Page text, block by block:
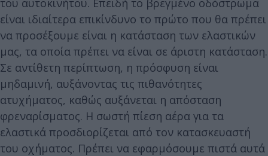
είναι ιδιαίτερα επικίνδυνο το πρώτο που θα πρέπει
να προσέξουμε είναι η κατάσταση των ελαστικών
μας, τα οποία πρέπει να είναι σε άριστη κατάσταση.
Σε αντίθετη περίπτωση, η πρόσφυση είναι
μηδαμινή, αυξάνοντας τις πιθανότητες
ατυχήματος, καθώς αυξάνεται η απόσταση
φρεναρίσματος. Η σωστή πίεση αέρα για τα
ελαστικά προσδιορίζεται από τον κατασκευαστή
του οχήματος. Πρέπει να εφαρμόσουμε πιστά αυτά